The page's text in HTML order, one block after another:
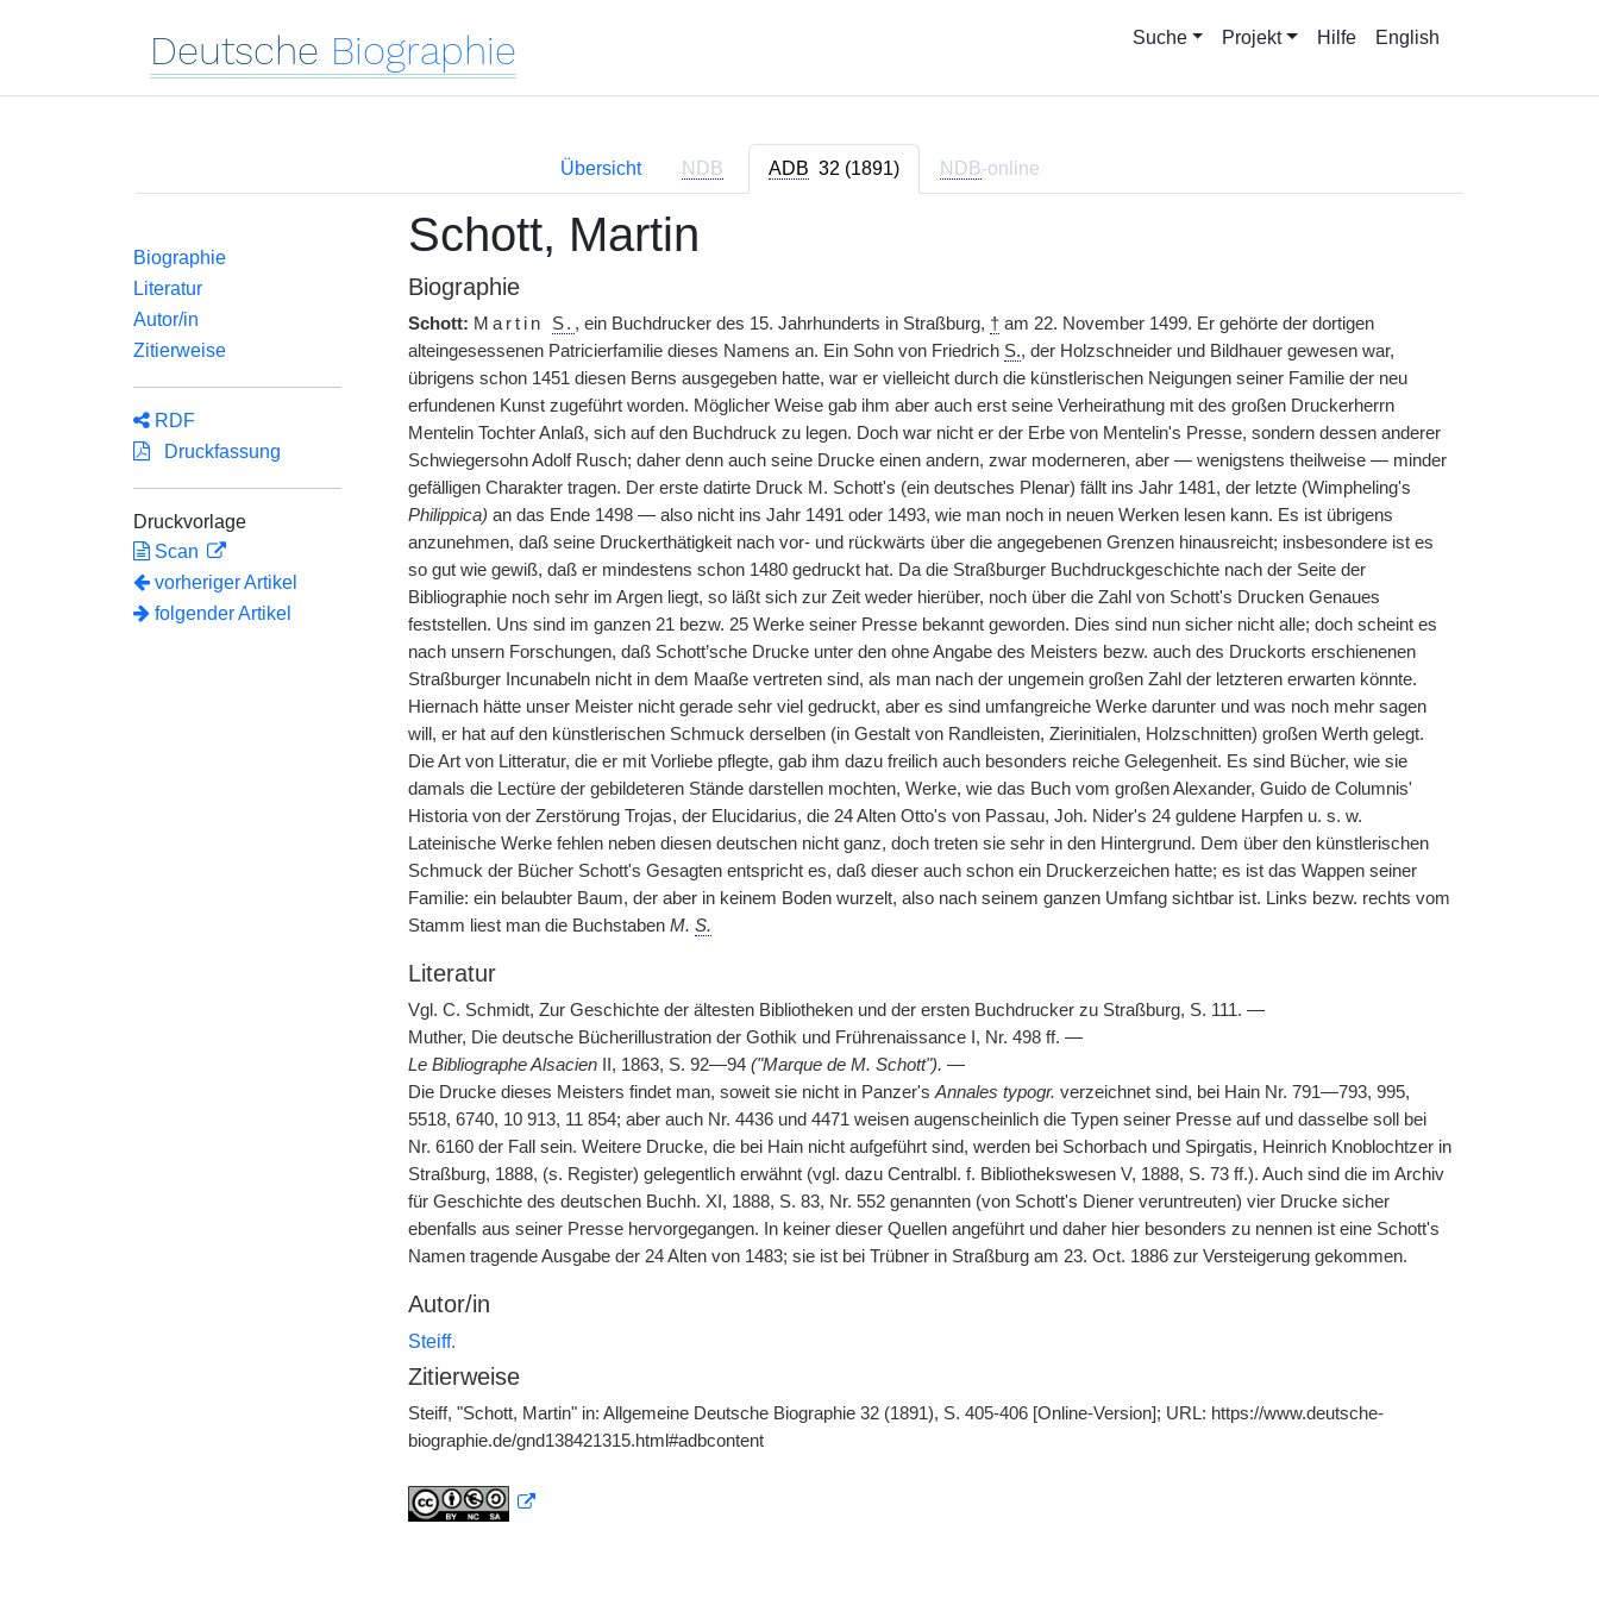
Deutsche Biographie Suche Projekt Hilfe English
Übersicht NDB ADB 32 (1891) NDB-online
Biographie
Literatur
Autor/in
Zitierweise
RDF
Druckfassung
Druckvorlage
Scan
vorheriger Artikel
folgender Artikel
Schott, Martin
Biographie
Schott: Martin S. , ein Buchdrucker des 15. Jahrhunderts in Straßburg, † am 22. November 1499. Er gehörte der dortigen
alteingesessenen Patricierfamilie dieses Namens an. Ein Sohn von Friedrich S., der Holzschneider und Bildhauer gewesen war,
übrigens schon 1451 diesen Berns ausgegeben hatte, war er vielleicht durch die künstlerischen Neigungen seiner Familie der neu
erfundenen Kunst zugeführt worden. Möglicher Weise gab ihm aber auch erst seine Verheirathung mit des großen Druckerherrn
Mentelin Tochter Anlaß, sich auf den Buchdruck zu legen. Doch war nicht er der Erbe von Mentelin's Presse, sondern dessen anderer
Schwiegersohn Adolf Rusch; daher denn auch seine Drucke einen andern, zwar moderneren, aber — wenigstens theilweise — minder
gefälligen Charakter tragen. Der erste datirte Druck M. Schott's (ein deutsches Plenar) fällt ins Jahr 1481, der letzte (Wimpheling's
Philippica) an das Ende 1498 — also nicht ins Jahr 1491 oder 1493, wie man noch in neuen Werken lesen kann. Es ist übrigens
anzunehmen, daß seine Druckerthätigkeit nach vor- und rückwärts über die angegebenen Grenzen hinausreicht; insbesondere ist es
so gut wie gewiß, daß er mindestens schon 1480 gedruckt hat. Da die Straßburger Buchdruckgeschichte nach der Seite der
Bibliographie noch sehr im Argen liegt, so läßt sich zur Zeit weder hierüber, noch über die Zahl von Schott's Drucken Genaues
feststellen. Uns sind im ganzen 21 bezw. 25 Werke seiner Presse bekannt geworden. Dies sind nun sicher nicht alle; doch scheint es
nach unsern Forschungen, daß Schott’sche Drucke unter den ohne Angabe des Meisters bezw. auch des Druckorts erschienenen
Straßburger Incunabeln nicht in dem Maaße vertreten sind, als man nach der ungemein großen Zahl der letzteren erwarten könnte.
Hiernach hätte unser Meister nicht gerade sehr viel gedruckt, aber es sind umfangreiche Werke darunter und was noch mehr sagen
will, er hat auf den künstlerischen Schmuck derselben (in Gestalt von Randleisten, Zierinitialen, Holzschnitten) großen Werth gelegt.
Die Art von Litteratur, die er mit Vorliebe pflegte, gab ihm dazu freilich auch besonders reiche Gelegenheit. Es sind Bücher, wie sie
damals die Lectüre der gebildeteren Stände darstellen mochten, Werke, wie das Buch vom großen Alexander, Guido de Columnis'
Historia von der Zerstörung Trojas, der Elucidarius, die 24 Alten Otto's von Passau, Joh. Nider's 24 guldene Harpfen u. s. w.
Lateinische Werke fehlen neben diesen deutschen nicht ganz, doch treten sie sehr in den Hintergrund. Dem über den künstlerischen
Schmuck der Bücher Schott's Gesagten entspricht es, daß dieser auch schon ein Druckerzeichen hatte; es ist das Wappen seiner
Familie: ein belaubter Baum, der aber in keinem Boden wurzelt, also nach seinem ganzen Umfang sichtbar ist. Links bezw. rechts vom
Stamm liest man die Buchstaben M. S.
Literatur
Vgl. C. Schmidt, Zur Geschichte der ältesten Bibliotheken und der ersten Buchdrucker zu Straßburg, S. 111. —
Muther, Die deutsche Bücherillustration der Gothik und Frührenaissance I, Nr. 498 ff. —
Le Bibliographe AlsacienII, 1863, S. 92—94 ("Marque de M. Schott"). —
Die Drucke dieses Meisters findet man, soweit sie nicht in Panzer's Annales typogr. verzeichnet sind, bei Hain Nr. 791—793, 995,
5518, 6740, 10 913, 11 854; aber auch Nr. 4436 und 4471 weisen augenscheinlich die Typen seiner Presse auf und dasselbe soll bei
Nr. 6160 der Fall sein. Weitere Drucke, die bei Hain nicht aufgeführt sind, werden bei Schorbach und Spirgatis, Heinrich Knoblochtzer in
Straßburg, 1888, (s. Register) gelegentlich erwähnt (vgl. dazu Centralbl. f. Bibliothekswesen V, 1888, S. 73 ff.). Auch sind die im Archiv
für Geschichte des deutschen Buchh. XI, 1888, S. 83, Nr. 552 genannten (von Schott's Diener veruntreuten) vier Drucke sicher
ebenfalls aus seiner| Presse hervorgegangen. In keiner dieser Quellen angeführt und daher hier besonders zu nennen ist eine Schott's
Namen tragende Ausgabe der 24 Alten von 1483; sie ist bei Trübner in Straßburg am 23. Oct. 1886 zur Versteigerung gekommen.
Autor/in
Steiff.
Zitierweise
Steiff, "Schott, Martin" in: Allgemeine Deutsche Biographie 32 (1891), S. 405-406 [Online-Version]; URL: https://www.deutsche-
biographie.de/gnd138421315.html#adbcontent